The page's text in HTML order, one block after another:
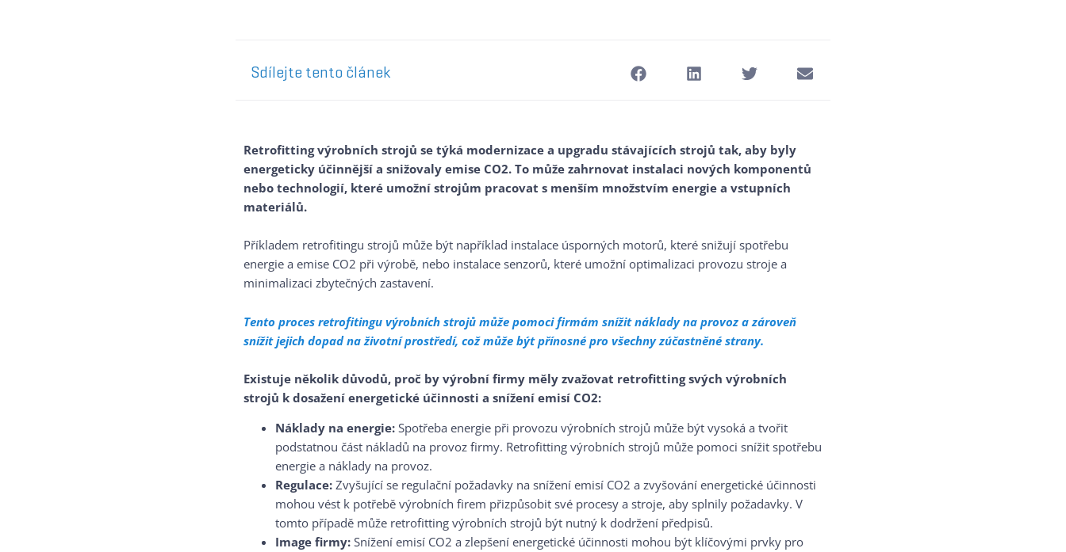
Sdílejte tento článek
Retrofitting výrobních strojů se týká modernizace a upgradu stávajících strojů tak, aby byly
energeticky účinnější a snižovaly emise CO2. To může zahrnovat instalaci nových komponentů
nebo technologií, které umožní strojům pracovat s menším množstvím energie a vstupních
materiálů.
Příkladem retrofitingu strojů může být například instalace úsporných motorů, které snižují spotřebu
energie a emise CO2 při výrobě, nebo instalace senzorů, které umožní optimalizaci provozu stroje a
minimalizaci zbytečných zastavení.
Tento proces retrofitingu výrobních strojů může pomoci firmám snížit náklady na provoz a zároveň
snížit jejich dopad na životní prostředí, což může být přínosné pro všechny zúčastněné strany.
Existuje několik důvodů, proč by výrobní firmy měly zvažovat retrofitting svých výrobních
strojů k dosažení energetické účinnosti a snížení emisí CO2:
Náklady na energie: Spotřeba energie při provozu výrobních strojů může být vysoká a tvořit
podstatnou část nákladů na provoz firmy. Retrofitting výrobních strojů může pomoci snížit spotřebu
energie a náklady na provoz.
Regulace: Zvyšující se regulační požadavky na snížení emisí CO2 a zvyšování energetické účinnosti
mohou vést k potřebě výrobních firem přizpůsobit své procesy a stroje, aby splnily požadavky. V
tomto případě může retrofitting výrobních strojů být nutný k dodržení předpisů.
Image firmy: Snížení emisí CO2 a zlepšení energetické účinnosti mohou být klíčovými prvky pro